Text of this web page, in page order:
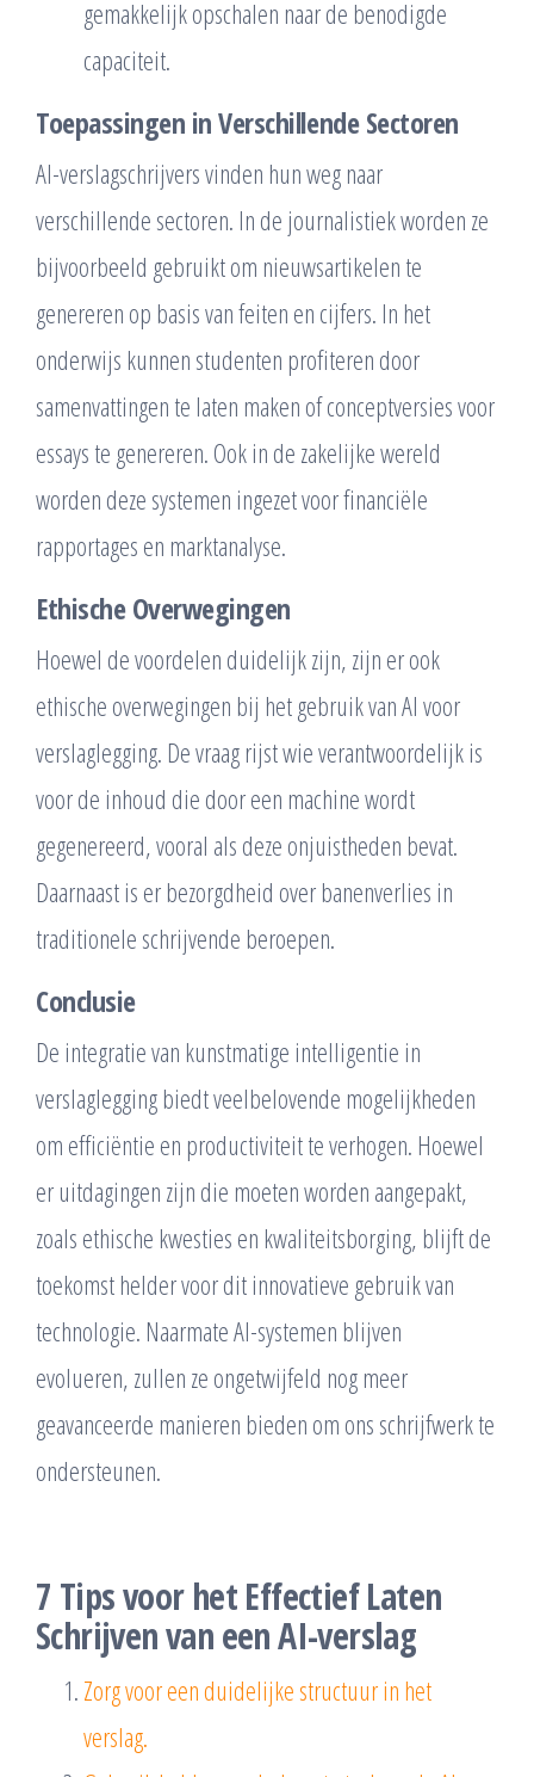
gemakkelijk opschalen naar de benodigde
capaciteit.
Toepassingen in Verschillende Sectoren
AI-verslagschrijvers vinden hun weg naar
verschillende sectoren. In de journalistiek worden ze
bijvoorbeeld gebruikt om nieuwsartikelen te
genereren op basis van feiten en cijfers. In het
onderwijs kunnen studenten profiteren door
samenvattingen te laten maken of conceptversies voor
essays te genereren. Ook in de zakelijke wereld
worden deze systemen ingezet voor financiële
rapportages en marktanalyse.
Ethische Overwegingen
Hoewel de voordelen duidelijk zijn, zijn er ook
ethische overwegingen bij het gebruik van AI voor
verslaglegging. De vraag rijst wie verantwoordelijk is
voor de inhoud die door een machine wordt
gegenereerd, vooral als deze onjuistheden bevat.
Daarnaast is er bezorgdheid over banenverlies in
traditionele schrijvende beroepen.
Conclusie
De integratie van kunstmatige intelligentie in
verslaglegging biedt veelbelovende mogelijkheden
om efficiëntie en productiviteit te verhogen. Hoewel
er uitdagingen zijn die moeten worden aangepakt,
zoals ethische kwesties en kwaliteitsborging, blijft de
toekomst helder voor dit innovatieve gebruik van
technologie. Naarmate AI-systemen blijven
evolueren, zullen ze ongetwijfeld nog meer
geavanceerde manieren bieden om ons schrijfwerk te
ondersteunen.
7 Tips voor het Effectief Laten
Schrijven van een AI-verslag
Zorg voor een duidelijke structuur in het
verslag.